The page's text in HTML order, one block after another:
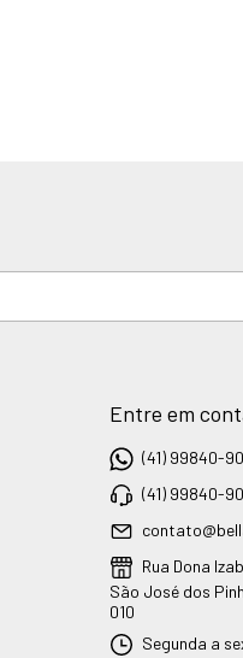
Entre em
(41) 99840-
(41) 99840-
Rua Dona
São José dos
010
Segunda a